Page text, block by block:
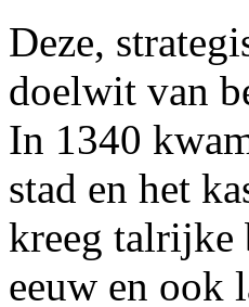
Deze,
doelwit van
In 1340
stad en het
kreeg talrijke
eeuw en ook